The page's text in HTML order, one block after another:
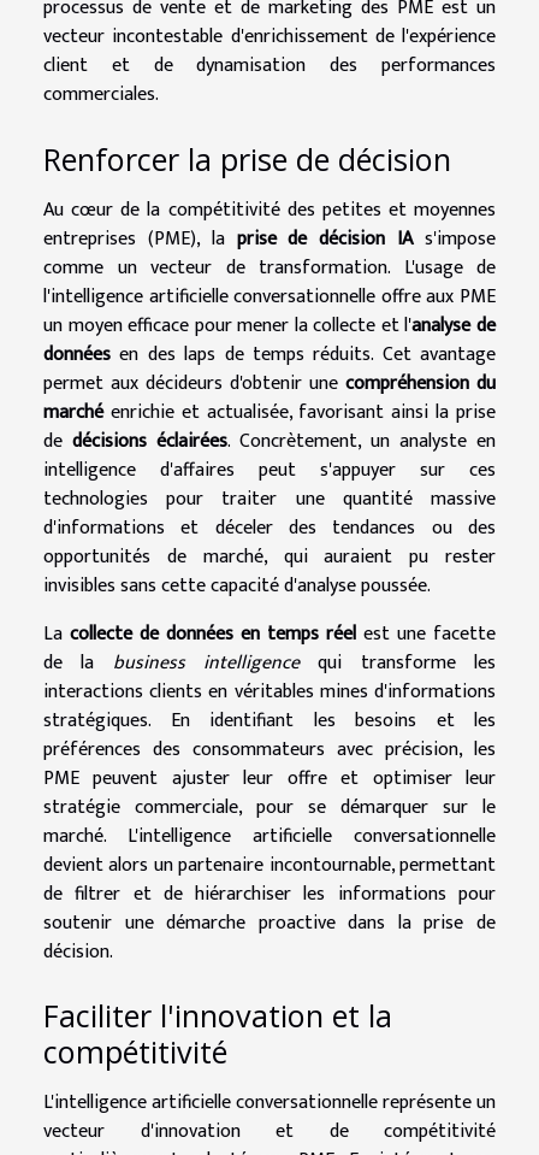
processus de vente et de marketing des PME est un
vecteur incontestable d'enrichissement de l'expérience
client et de dynamisation des performances
commerciales.
Renforcer la prise de décision
Au cœur de la compétitivité des petites et moyennes
entreprises (PME), la prise de décision IAs'impose
comme un vecteur de transformation. L'usage de
l'intelligence artificielle conversationnelle offre aux PME
un moyen efficace pour mener la collecte et l'analyse de
données en des laps de temps réduits. Cet avantage
permet aux décideurs d'obtenir une compréhension du
marchéenrichie et actualisée, favorisant ainsi la prise
de décisions éclairées. Concrètement, un analyste en
intelligence d'affaires peut s'appuyer sur ces
technologies pour traiter une quantité massive
d'informations et déceler des tendances ou des
opportunités de marché, qui auraient pu rester
invisibles sans cette capacité d'analyse poussée.
La collecte de données en temps réel est une facette
de la business intelligencequi transforme les
interactions clients en véritables mines d'informations
stratégiques. En identifiant les besoins et les
préférences des consommateurs avec précision, les
PME peuvent ajuster leur offre et optimiser leur
stratégie commerciale, pour se démarquer sur le
marché. L'intelligence artificielle conversationnelle
devient alors un partenaire incontournable, permettant
de filtrer et de hiérarchiser les informations pour
soutenir une démarche proactive dans la prise de
décision.
Faciliter l'innovation et la
compétitivité
L'intelligence artificielle conversationnelle représente un
vecteur d'innovation et de compétitivité